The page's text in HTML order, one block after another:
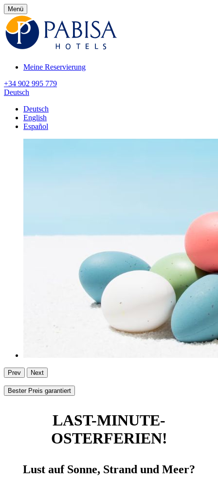
Menü
Meine Reservierung
+34 902 995 779
Deutsch
Deutsch
English
Español
Prev Next
Bester Preis garantiert
LAST-MINUTE-
OSTERFERIEN!
Lust auf Sonne, Strand und Meer?